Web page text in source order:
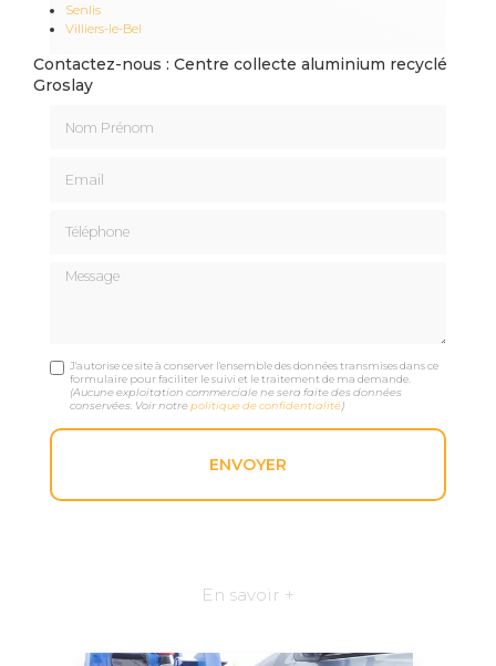
Senlis
Villiers-le-Bel
Contactez-nous : Centre collecte aluminium recyclé
Groslay
Message
J'autorise ce site à conserver l'ensemble des données transmises dans ce
formulaire pour faciliter le suivi et le traitement de ma demande.
(Aucune exploitation commerciale ne sera faite des données
conservées. Voir notrepolitique de confidentialité)
En savoir +